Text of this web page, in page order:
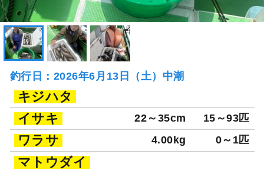
釣行日：2026年6月13日（土）中潮
キジハタ
イサキ
22～35cm 15～93匹
ワラサ 4.00kg 0～1匹
マトウダイ